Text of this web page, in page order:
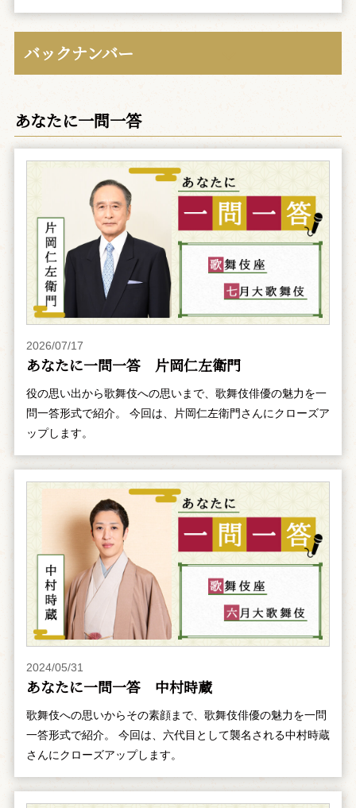
バックナンバー
あなたに一問一答
2026/07/17
あなたに一問一答 片岡仁左衛門
役の思い出から歌舞伎への思いまで、歌舞伎俳優の魅力を一
問一答形式で紹介。 今回は、片岡仁左衛門さんにクローズア
ップします。
2024/05/31
あなたに一問一答 中村時蔵
歌舞伎への思いからその素顔まで、歌舞伎俳優の魅力を一問
一答形式で紹介。 今回は、六代目として襲名される中村時蔵
さんにクローズアップします。